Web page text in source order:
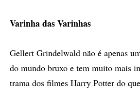
Varinha das Varinhas
Gellert Grindelwald não é apenas
do mundo bruxo e tem muito mais
trama dos filmes Harry Potter do